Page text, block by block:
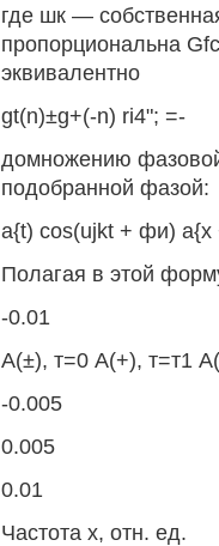
где шк —
пропорциональна
эквивалентно
gt(n)±g+(-n) ri4"; =-
домножению
подобранной фазой:
a{t) cos(ujkt + фи) а{х
Полагая в этой
-0.01
А(±), т=0 А(+), т=т1
-0.005
0.005
0.01
Частота х, отн. ед.